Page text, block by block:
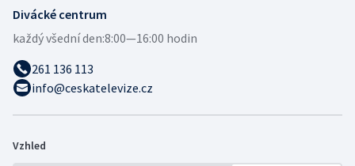
Divácké centrum
každý všední den:8:00—16:00 hodin
261 136 113
info@ceskatelevize.cz
Vzhled